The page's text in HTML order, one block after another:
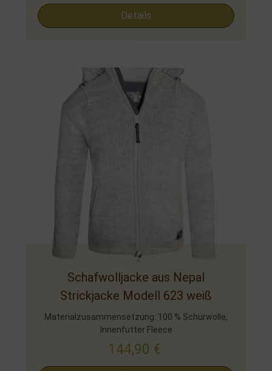
Details
Schafwolljacke aus Nepal
Strickjacke Modell 623 weiß
Materialzusammensetzung: 100 % Schurwolle,
Innenfutter Fleece
144,90 €